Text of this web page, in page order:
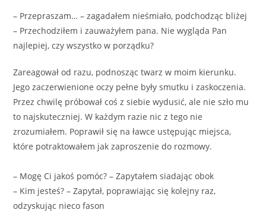
– Przepraszam… – zagadałem nieśmiało, podchodząc bliżej
– Przechodziłem i zauważyłem pana. Nie wygląda Pan
najlepiej, czy wszystko w porządku?
Zareagował od razu, podnosząc twarz w moim kierunku.
Jego zaczerwienione oczy pełne były smutku i zaskoczenia.
Przez chwilę próbował coś z siebie wydusić, ale nie szło mu
to najskuteczniej. W każdym razie nic z tego nie
zrozumiałem. Poprawił się na ławce ustępując miejsca,
które potraktowałem jak zaproszenie do rozmowy.
– Mogę Ci jakoś pomóc? – Zapytałem siadając obok
– Kim jesteś? – Zapytał, poprawiając się kolejny raz,
odzyskując nieco fason